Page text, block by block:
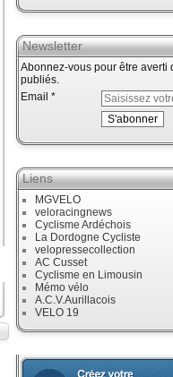
Newsletter
Abonnez-vous pour être averti
publiés.
Email
Liens
MGVELO
veloracingnews
Cyclisme Ardéchois
La Dordogne Cycliste
velopressecollection
AC Cusset
Cyclisme en Limousin
Mémo vélo
A.C.V.Aurillacois
VELO 19